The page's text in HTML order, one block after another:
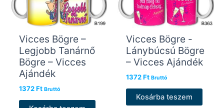
Vicces Bögre –
Legjobb Tanárnő
Bögre – Vicces
Ajándék
1372Ft Bruttó
Vicces Bögre -
Lánybúcsú Bögre
– Vicces Ajándék
1372Ft Bruttó
Kosárba teszem